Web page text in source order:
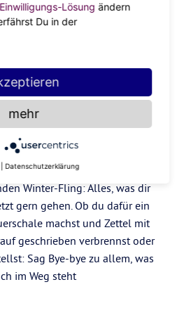
Anreiz,um mal gründlich
willst du mit in den Frühling
du mit den Wintergeistern gern
schreibst, was dir gerade
dann mach deine Prios der
den Wurmmond.
in der Wohnung vom
Winter-Fling: Alles, was dir
gern gehen. Ob du dafür ein
machst und Zettel mit
geschrieben verbrennst oder
Sag Bye-bye zu allem, was
im Weg steht
Lösung ändern
Du in der
mehr
Datenschutzerklärung